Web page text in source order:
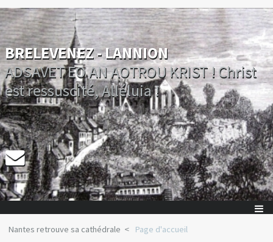
BRELEVENEZ - LANNION
ADSAVET EO AN AOTROU KRIST ! Christ
est ressuscité, Alléluia !
Nantes retrouve sa cathédrale
Page d'accueil